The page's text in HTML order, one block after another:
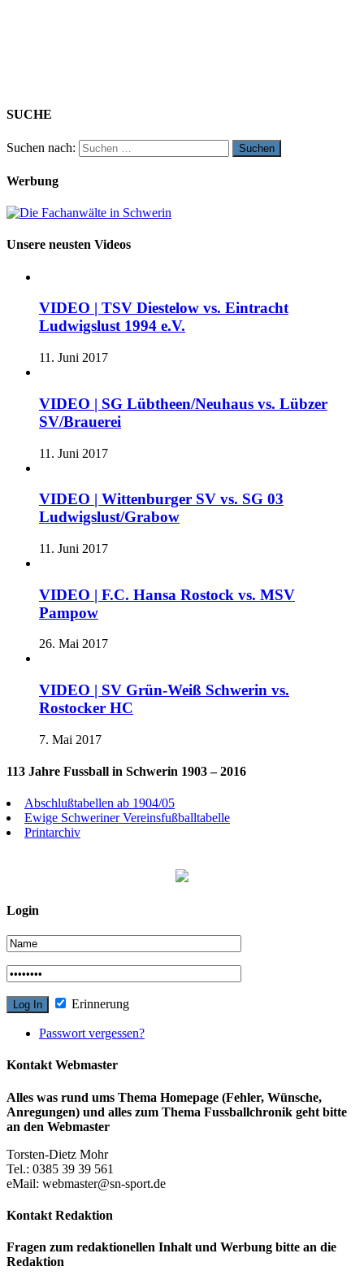
SUCHE
Suchen nach:
Werbung
Unsere neusten Videos
VIDEO | TSV Diestelow vs. Eintracht
Ludwigslust 1994 e.V.
11. Juni 2017
VIDEO | SG Lübtheen/Neuhaus vs. Lübzer
SV/Brauerei
11. Juni 2017
VIDEO | Wittenburger SV vs. SG 03
Ludwigslust/Grabow
11. Juni 2017
VIDEO | F.C. Hansa Rostock vs. MSV
Pampow
26. Mai 2017
VIDEO | SV Grün-Weiß Schwerin vs.
Rostocker HC
7. Mai 2017
113 Jahre Fussball in Schwerin 1903 – 2016
Abschlußtabellen ab 1904/05
Ewige Schweriner Vereinsfußballtabelle
Printarchiv
Login
Erinnerung
Passwort vergessen?
Kontakt Webmaster
Alles was rund ums Thema Homepage (Fehler, Wünsche,
Anregungen) und alles zum Thema Fussballchronik geht bitte
an den Webmaster
Torsten-Dietz Mohr
Tel.: 0385 39 39 561
eMail: webmaster@sn-sport.de
Kontakt Redaktion
Fragen zum redaktionellen Inhalt und Werbung bitte an die
Redaktion